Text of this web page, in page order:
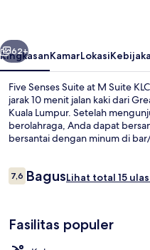
Suite
KLCC
Berikutnya
62+
RingkasanKamarLokasi
Five Senses Suite at M Suite
jarak 10 menit jalan kaki dari
Kuala Lumpur. Setelah
berolahraga, Anda dapat
bersantai dengan minum di
dengan transportasi umum:
Ulasan
7,67,6 dari 10
BagusLihat total 15
Fasilitas populer